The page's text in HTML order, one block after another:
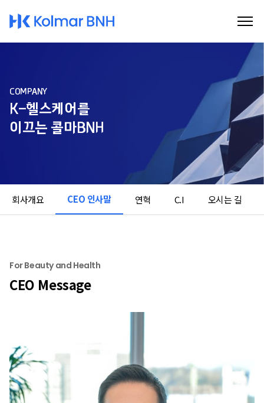
Kolmar BNH
COMPANY
K-헬스케어를
이끄는 콜마BNH
회사개요 CEO 인사말 연혁 C.I 오시는 길
For Beauty and Health
CEO Message